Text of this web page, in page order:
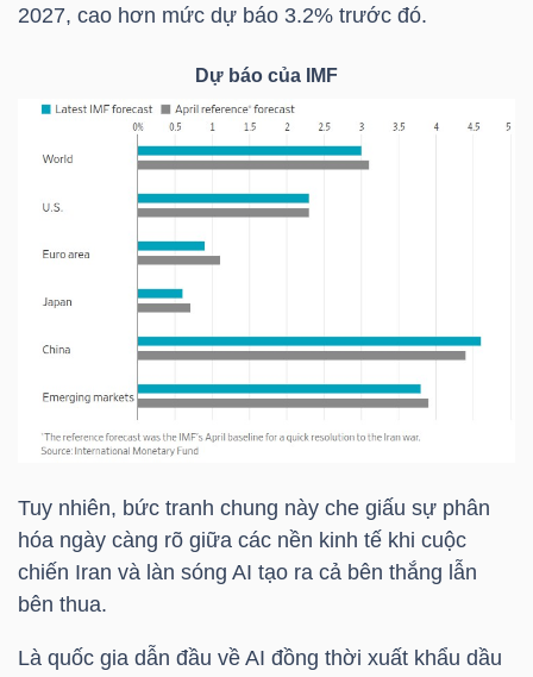
2027, cao hơn mức dự báo 3.2% trước đó.
Dự báo của IMF
Tuy nhiên, bức tranh chung này che giấu sự phân
hóa ngày càng rõ giữa các nền kinh tế khi cuộc
chiến Iran và làn sóng AI tạo ra cả bên thắng lẫn
bên thua.
Là quốc gia dẫn đầu về AI đồng thời xuất khẩu dầu
NGÀNH
DOANH
CỔ
PHÁI
SINH
TRÁI
PHIẾU